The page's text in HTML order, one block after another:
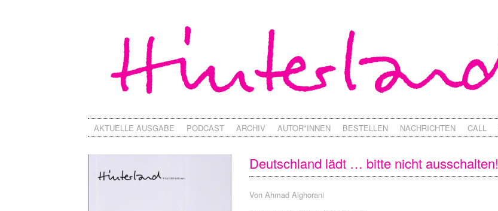
AKTUELLE AUSGABE PODCAST ARCHIV AUTOR*INNEN BESTELLEN NACHRICHTEN CALL
Deutschland lädt … bitte nicht ausschalten!
Von Ahmad Alghorani